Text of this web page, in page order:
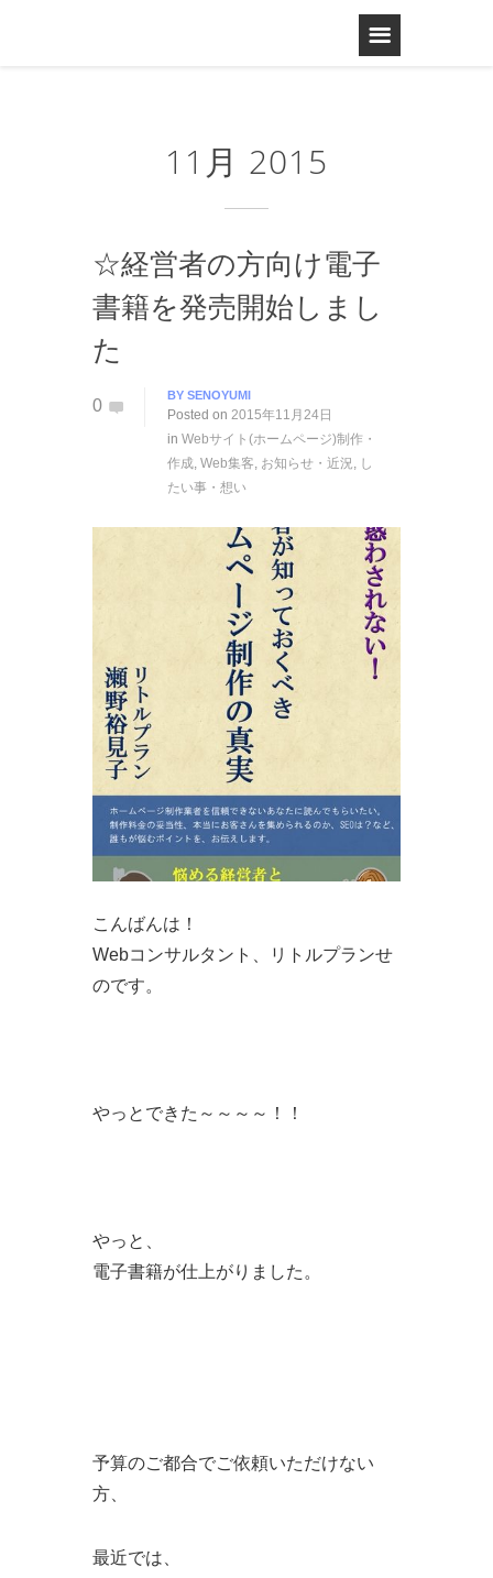
11月 2015
☆経営者の方向け電子
書籍を発売開始しまし
た
0
BY SENOYUMI
Posted on 2015年11月24日
in Webサイト(ホームページ)制作・
作成, Web集客, お知らせ・近況, し
たい事・想い
こんばんは！
Webコンサルタント、リトルプランせ
のです。
やっとできた～～～～！！
やっと、
電子書籍が仕上がりました。
予算のご都合でご依頼いただけない
方、
最近では、